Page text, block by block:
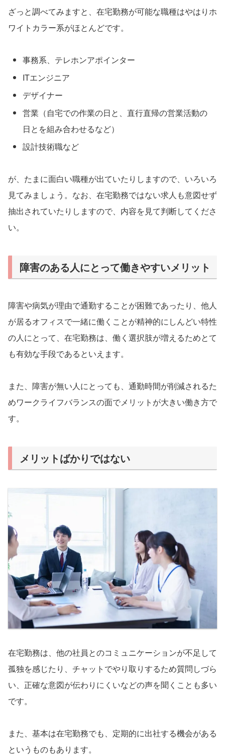
ざっと調べてみますと、在宅勤務が可能な職種はやはりホ
ワイトカラー系がほとんどです。
事務系、テレホンアポインター
ITエンジニア
デザイナー
営業（自宅での作業の日と、直行直帰の営業活動の
日とを組み合わせるなど）
設計技術職など
が、たまに面白い職種が出ていたりしますので、いろいろ
見てみましょう。なお、在宅勤務ではない求人も意図せず
抽出されていたりしますので、内容を見て判断してくださ
い。
障害のある人にとって働きやすいメリット
障害や病気が理由で通勤することが困難であったり、他人
が居るオフィスで一緒に働くことが精神的にしんどい特性
の人にとって、在宅勤務は、働く選択肢が増えるためとて
も有効な手段であるといえます。
また、障害が無い人にとっても、通勤時間が削減されるた
めワークライフバランスの面でメリットが大きい働き方で
す。
メリットばかりではない
在宅勤務は、他の社員とのコミュニケーションが不足して
孤独を感じたり、チャットでやり取りするため質問しづら
い、正確な意図が伝わりにくいなどの声を聞くことも多い
です。
また、基本は在宅勤務でも、定期的に出社する機会がある
というものもあります。